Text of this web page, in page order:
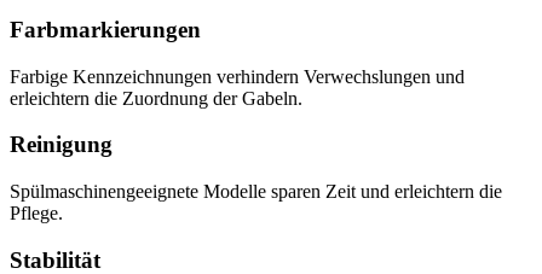
Farbmarkierungen
Farbige Kennzeichnungen verhindern Verwechslungen und
erleichtern die Zuordnung der Gabeln.
Reinigung
Spülmaschinengeeignete Modelle sparen Zeit und erleichtern die
Pflege.
Stabilität